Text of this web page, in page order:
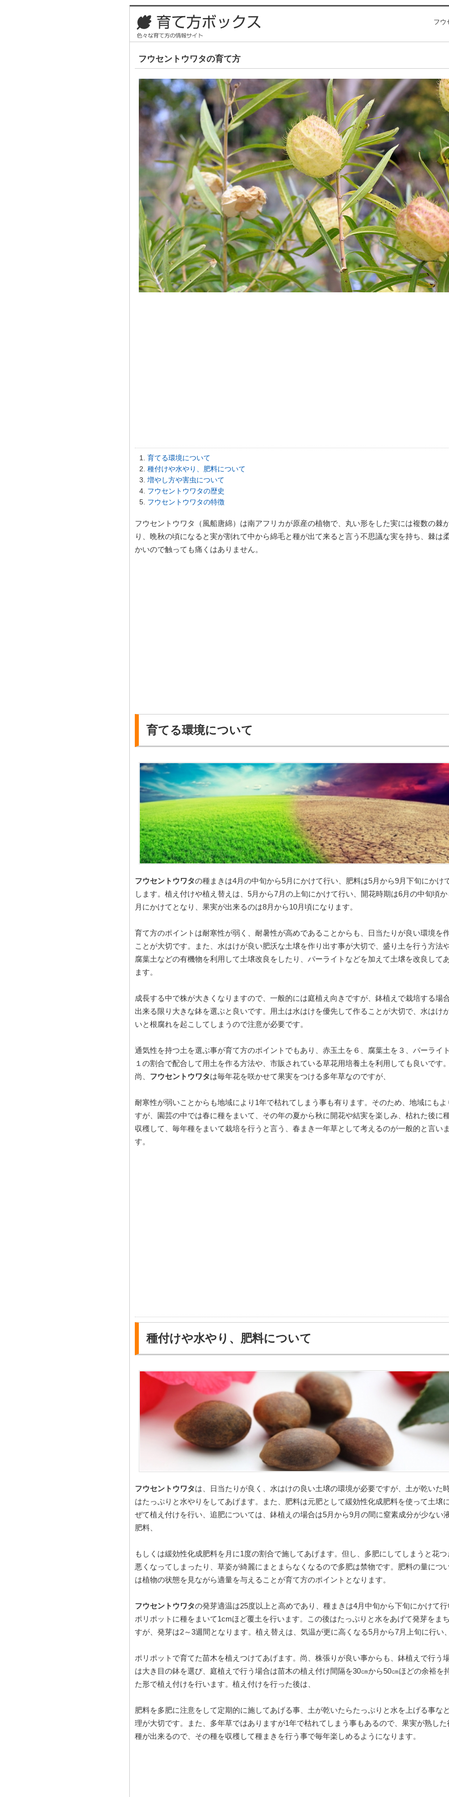
フウ
フウセントウワタの育て方
育てる環境について
種付けや水やり、肥料について
増やし方や害虫について
フウセントウワタの歴史
フウセントウワタの特徴
フウセントウワタ（風船唐綿）は南アフリカが原産の植物で、丸い形をした実には複数の棘
り、晩秋の頃になると実が割れて中から綿毛と種が出て来ると言う不思議な実を持ち、棘は
かいので触っても痛くはありません。
育てる環境について
フウセントウワタの種まきは4月の中旬から5月にかけて行い、肥料は5月から9月下旬にかけ
します。植え付けや植え替えは、5月から7月の上旬にかけて行い、開花時期は6月の中旬頃か
月にかけてとなり、果実が出来るのは8月から10月頃になります。
育て方のポイントは耐寒性が弱く、耐暑性が高めであることからも、日当たりが良い環境を
ことが大切です。また、水はけが良い肥沃な土壌を作り出す事が大切で、盛り土を行う方法
腐葉土などの有機物を利用して土壌改良をしたり、パーライトなどを加えて土壌を改良して
ます。
成長する中で株が大きくなりますので、一般的には庭植え向きですが、鉢植えで栽培する場
出来る限り大きな鉢を選ぶと良いです。用土は水はけを優先して作ることが大切で、水はけ
いと根腐れを起こしてしまうので注意が必要です。
通気性を持つ土を選ぶ事が育て方のポイントでもあり、赤玉土を６、腐葉土を３、パーライ
１の割合で配合して用土を作る方法や、市販されている草花用培養土を利用しても良いです
尚、 フウセントウワタは毎年花を咲かせて果実をつける多年草なのですが、
耐寒性が弱いことからも地域により1年で枯れてしまう事も有ります。そのため、地域にもよ
すが、園芸の中では春に種をまいて、その年の夏から秋に開花や結実を楽しみ、枯れた後に
収穫して、毎年種をまいて栽培を行うと言う、春まき一年草として考えるのが一般的と言い
す。
種付けや水やり、肥料について
フウセントウワタは、日当たりが良く、水はけの良い土壌の環境が必要ですが、土が乾いた
はたっぷりと水やりをしてあげます。また、肥料は元肥として緩効性化成肥料を使って土壌
ぜて植え付けを行い、追肥については、鉢植えの場合は5月から9月の間に窒素成分が少ない
肥料、
もしくは緩効性化成肥料を月に1度の割合で施してあげます。但し、多肥にしてしまうと花つ
悪くなってしまったり、草姿が綺麗にまとまらなくなるので多肥は禁物です。肥料の量につ
は植物の状態を見ながら適量を与えることが育て方のポイントとなります。
フウセントウワタの発芽適温は25度以上と高めであり、種まきは4月中旬から下旬にかけて
ポリポットに種をまいて1cmほど覆土を行います。この後はたっぷりと水をあげて発芽をま
すが、発芽は2～3週間となります。植え替えは、気温が更に高くなる5月から7月上旬に行い
ポリポットで育てた苗木を植えつけてあげます。尚、株張りが良い事からも、鉢植えで行う
は大き目の鉢を選び、庭植えで行う場合は苗木の植え付け間隔を30㎝から50㎝ほどの余裕を
た形で植え付けを行います。植え付けを行った後は、
肥料を多肥に注意をして定期的に施してあげる事、土が乾いたらたっぷりと水を上げる事な
理が大切です。また、多年草ではありますが1年で枯れてしまう事もあるので、果実が熟した
種が出来るので、その種を収穫して種まきを行う事で毎年楽しめるようになります。